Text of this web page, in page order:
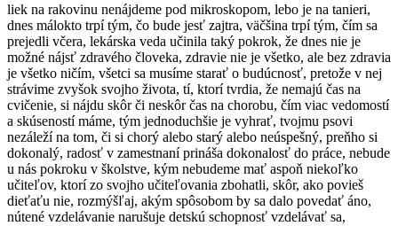
liek na rakovinu nenájdeme pod mikroskopom, lebo je na tanieri,
dnes málokto trpí tým, čo bude jesť zajtra, väčšina trpí tým, čím sa
prejedli včera, lekárska veda učinila taký pokrok, že dnes nie je
možné nájsť zdravého človeka, zdravie nie je všetko, ale bez zdravia
je všetko ničím, všetci sa musíme starať o budúcnosť, pretože v nej
strávime zvyšok svojho života, tí, ktorí tvrdia, že nemajú čas na
cvičenie, si nájdu skôr či neskôr čas na chorobu, čím viac vedomostí
a skúseností máme, tým jednoduchšie je vyhrať, tvojmu psovi
nezáleží na tom, či si chorý alebo starý alebo neúspešný, preňho si
dokonalý, radosť v zamestnaní prináša dokonalosť do práce, nebude
u nás pokroku v školstve, kým nebudeme mať aspoň niekoľko
učiteľov, ktorí zo svojho učiteľovania zbohatli, skôr, ako povieš
dieťaťu nie, rozmýšľaj, akým spôsobom by sa dalo povedať áno,
nútené vzdelávanie narušuje detskú schopnosť vzdelávať sa,